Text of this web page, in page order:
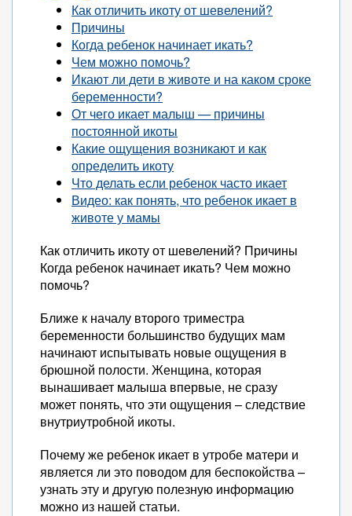
Как отличить икоту от шевелений?
Причины
Когда ребенок начинает икать?
Чем можно помочь?
Икают ли дети в животе и на каком сроке
беременности?
От чего икает малыш — причины
постоянной икоты
Какие ощущения возникают и как
определить икоту
Что делать если ребенок часто икает
Видео: как понять, что ребенок икает в
животе у мамы
Как отличить икоту от шевелений? Причины
Когда ребенок начинает икать? Чем можно
помочь?
Ближе к началу второго триместра
беременности большинство будущих мам
начинают испытывать новые ощущения в
брюшной полости. Женщина, которая
вынашивает малыша впервые, не сразу
может понять, что эти ощущения – следствие
внутриутробной икоты.
Почему же ребенок икает в утробе матери и
является ли это поводом для беспокойства –
узнать эту и другую полезную информацию
можно из нашей статьи.